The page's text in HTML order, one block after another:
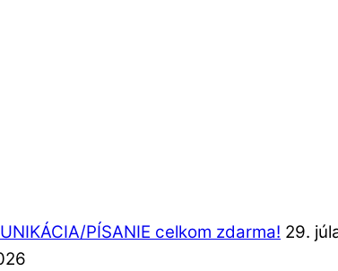
PÍSANIE celkom zdarma! 29.